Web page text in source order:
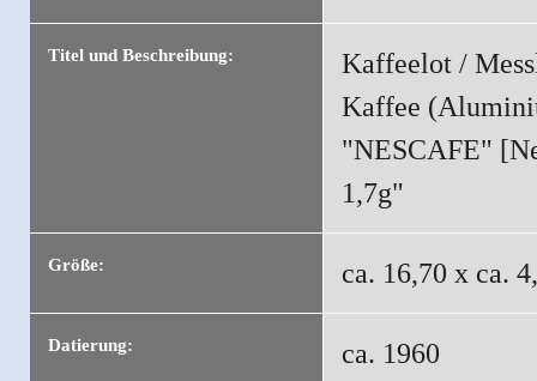
Titel und Beschreibung:
Kaffeelot /
Kaffee
"NESCAFE"
1,7g"
Größe: ca. 16,70 x ca.
Datierung: ca. 1960